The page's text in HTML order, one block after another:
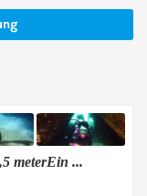
meterEin ...